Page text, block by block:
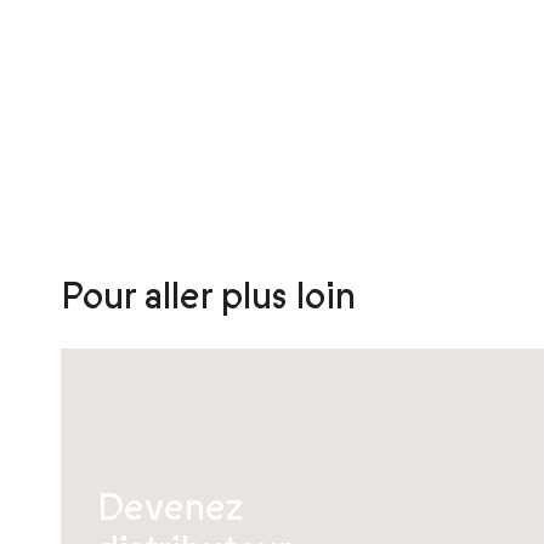
Pour aller plus loin
Devenez